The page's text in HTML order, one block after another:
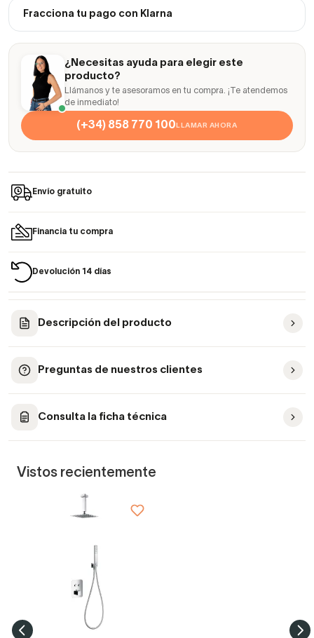
Fracciona tu pago con Klarna
¿Necesitas ayuda para elegir este
producto?
Llámanos y te asesoramos en tu compra. ¡Te atendemos
de inmediato!
(+34) 858 770 100LLAMAR AHORA
Envío gratuito
Financia tu compra
Devolución 14 días
Descripción del producto
Preguntas de nuestros clientes
Consulta la ficha técnica
Vistos recientemente